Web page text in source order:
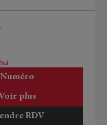
Numéro
Voir plus
RDV